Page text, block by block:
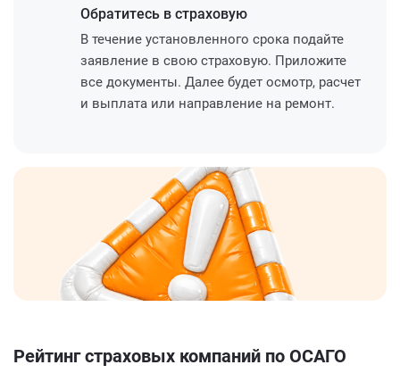
Обратитесь в страховую
В течение установленного срока подайте
заявление в свою страховую. Приложите
все документы. Далее будет осмотр, расчет
и выплата или направление на ремонт.
Рейтинг страховых компаний по ОСАГО